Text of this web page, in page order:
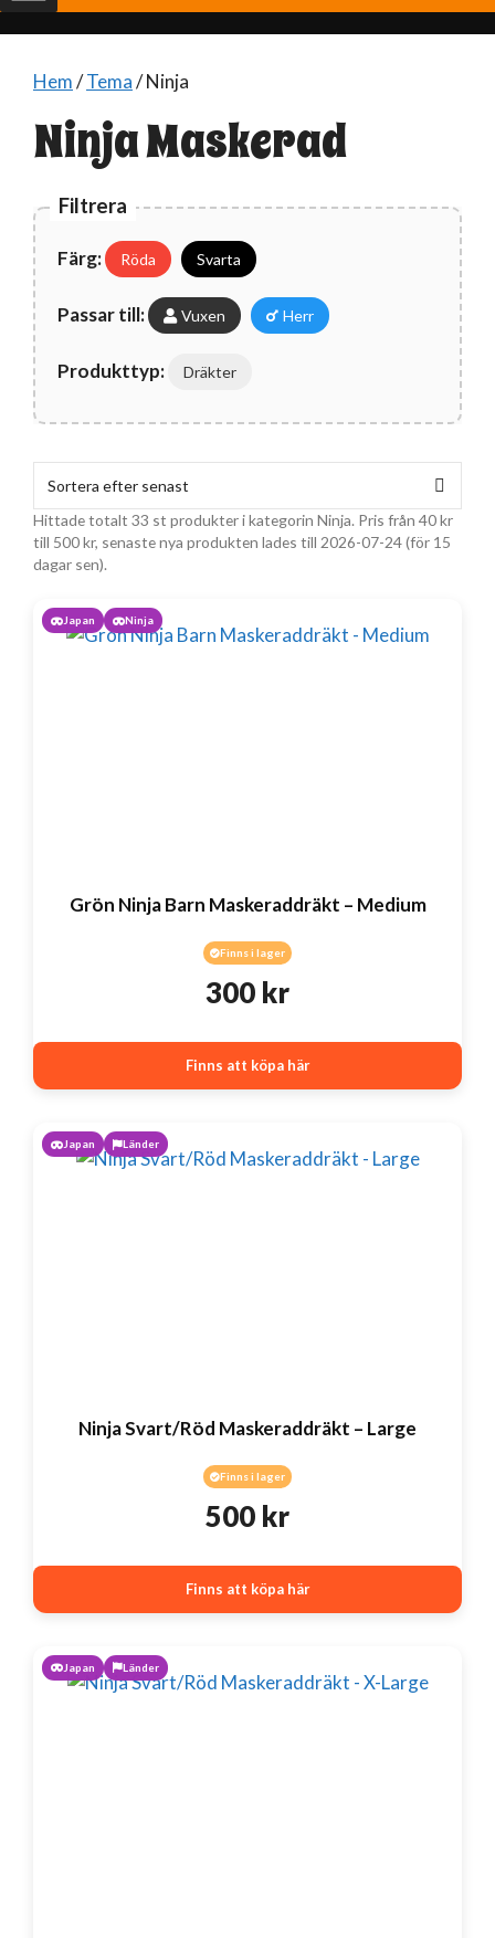
Hem/Tema/ Ninja
Ninja Maskerad
Filtrera
Färg: Röda Svarta
Passar till: Vuxen Herr
Produkttyp: Dräkter
Hittade totalt 33 st produkter i kategorin Ninja. Pris från 40kr
till 500kr, senaste nya produkten lades till 2026-07-24 (för 15
dagar sen).
Japan Ninja
Grön Ninja Barn Maskeraddräkt – Medium
Finns i lager
300 kr
Finns att köpa här
Japan Länder
Ninja Svart/Röd Maskeraddräkt – Large
Finns i lager
500 kr
Finns att köpa här
Japan Länder